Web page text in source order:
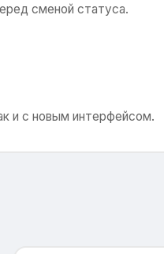
сменой статуса.
и с новым интерфейсом.